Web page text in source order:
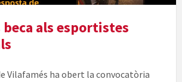
als esportistes
Vilafamés ha obert la convocatòria